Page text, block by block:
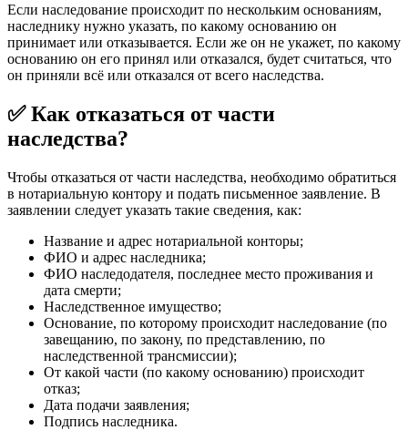
Если наследование происходит по нескольким основаниям,
наследнику нужно указать, по какому основанию он
принимает или отказывается. Если же он не укажет, по какому
основанию он его принял или отказался, будет считаться, что
он приняли всё или отказался от всего наследства.
✅ Как отказаться от части
наследства?
Чтобы отказаться от части наследства, необходимо обратиться
в нотариальную контору и подать письменное заявление. В
заявлении следует указать такие сведения, как:
Название и адрес нотариальной конторы;
ФИО и адрес наследника;
ФИО наследодателя, последнее место проживания и
дата смерти;
Наследственное имущество;
Основание, по которому происходит наследование (по
завещанию, по закону, по представлению, по
наследственной трансмиссии);
От какой части (по какому основанию) происходит
отказ;
Дата подачи заявления;
Подпись наследника.